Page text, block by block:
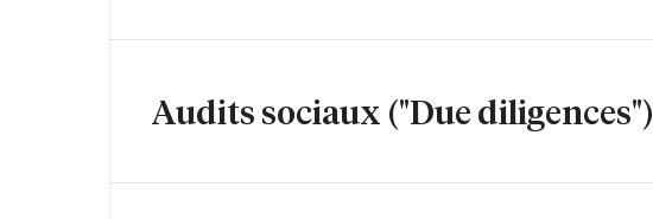
Audits sociaux ("Due diligences")